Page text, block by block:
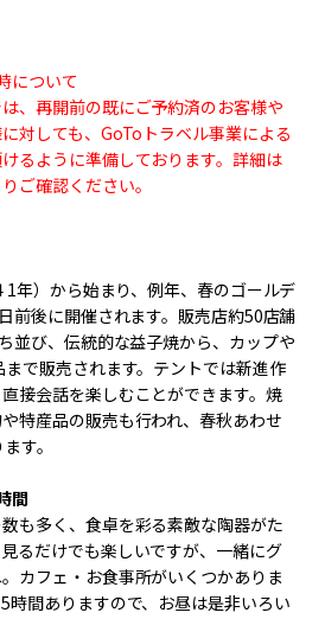
について
は、再開前の既にご予約済のお客様や
対しても、GoToトラベル事業による
るように準備しております。詳細は
ご確認ください。
年）から始まり、例年、春のゴールデ
前後に開催されます。販売店約50店舗
並び、伝統的な益子焼から、カップや
で販売されます。テントでは新進作
接会話を楽しむことができます。焼
特産品の販売も行われ、春秋あわせ
す。
間
も多く、食卓を彩る素敵な陶器がた
るだけでも楽しいですが、一緒にグ
カフェ・お食事所がいくつかありま
時間ありますので、お昼は是非いろい